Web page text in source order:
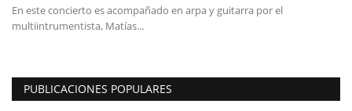
En este concierto es acompañado en arpa y guitarra por el
multiintrumentista, Matías...
PUBLICACIONES POPULARES